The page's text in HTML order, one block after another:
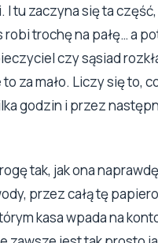
I tu zaczyna się ta
trochę na pałę… a
czy sąsiad
to za mało. Liczy się to,
godzin i przez
tak, jak ona
przez całą tę
kasa wpada na